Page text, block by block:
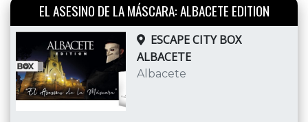
EL ASESINO DE LA MÁSCARA: ALBACETE EDITION
ESCAPE CITY BOX
ALBACETE
Albacete